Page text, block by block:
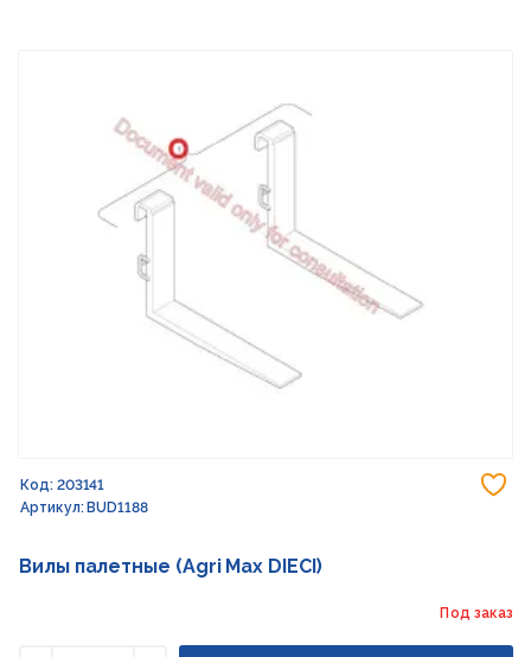
Код: 203141
Артикул: BUD1188
Вилы палетные (Agri Max DIECI)
Под заказ